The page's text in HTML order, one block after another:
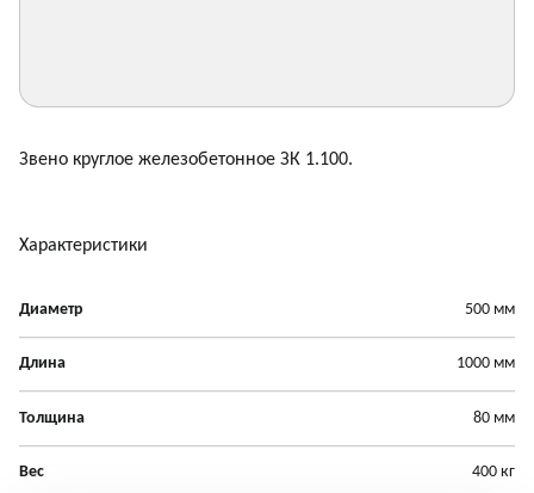
Звено круглое железобетонное ЗК 1.100.
Характеристики
Диаметр 500 мм
Длина 1000 мм
Толщина 80 мм
Вес 400 кг